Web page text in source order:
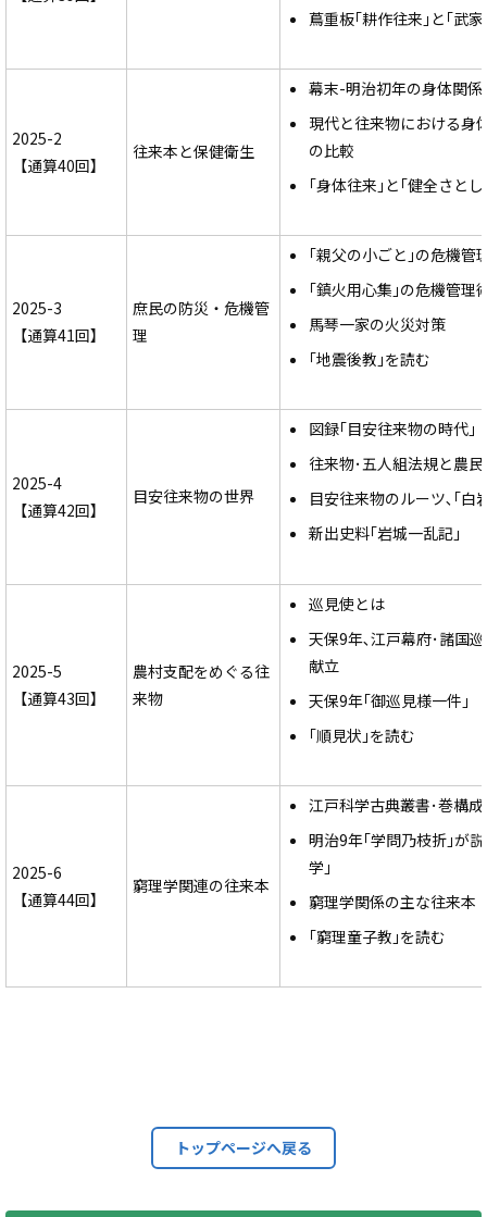
蔦重板｢耕作往来｣と｢武
2025-2
【通算40回】
往来本と保健衛生
幕末-明治初年の身体関係
現代と往来物における身
の比較
｢身体往来｣と｢健全さと
2025-3
【通算41回】
庶民の防災・危機管
理
｢親父の小ごと｣の危機管
｢鎮火用心集｣の危機管理
馬琴一家の火災対策
｢地震後教｣を読む
2025-4
【通算42回】
目安往来物の世界
図録｢目安往来物の時代｣
往来物･五人組法規と農
目安往来物のルーツ､｢白
新出史料｢岩城一乱記｣
2025-5
【通算43回】
農村支配をめぐる往
来物
巡見使とは
天保9年､江戸幕府･諸国
献立
天保9年｢御巡見様一件｣
｢順見状｣を読む
2025-6
【通算44回】
窮理学関連の往来本
江戸科学古典叢書･巻構成
明治9年｢学問乃枝折｣が
学｣
窮理学関係の主な往来本
｢窮理童子教｣を読む
トップページへ戻る